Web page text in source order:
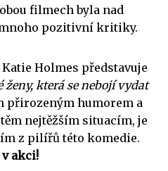
filmech byla nad
pozitivní kritiky.
Holmes představuje
ženy, která se nebojí vydat
přirozeným humorem a
nejtěžším situacím, je
z pilířů této komedie.
akci!